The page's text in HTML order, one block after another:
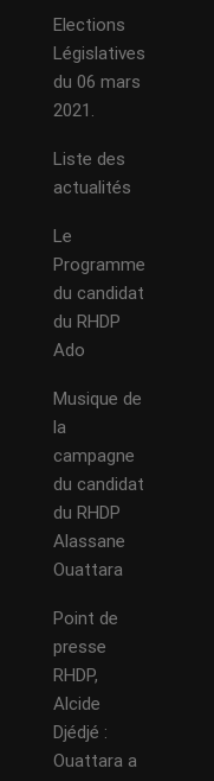
Elections
Législatives
du 06 mars
2021.
Liste des
actualités
Le
Programme
du candidat
du RHDP
Ado
Musique de
la
campagne
du candidat
du RHDP
Alassane
Ouattara
Point de
presse
RHDP,
Alcide
Djédjé :
Ouattara a